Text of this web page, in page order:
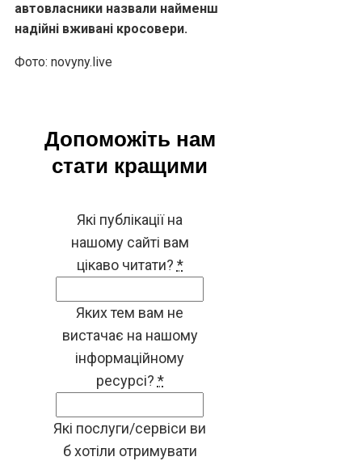
автовласники назвали найменш
надійні вживані кросовери.
Фото: novyny.live
Допоможіть нам
стати кращими
Які публікації на
нашому сайті вам
цікаво читати? *
Яких тем вам не
вистачає на нашому
інформаційному
ресурсі? *
Які послуги/сервіси ви
б хотіли отримувати